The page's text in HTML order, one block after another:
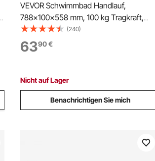
VEVOR Schwimmbad Handlauf,
788x100x558 mm, 100 kg Tragkraft,
Pool Haltegriff aus Edelstahl 304,
abnehmbare rutschfeste Hülle,
umfangreiches Zubehör, für
Zentren
(240)
6390€
Nicht auf Lager
Benachrichtigen Sie mich